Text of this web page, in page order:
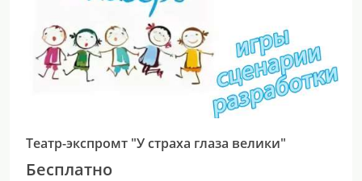
Театр-экспромт "У страха глаза велики"
Бесплатно